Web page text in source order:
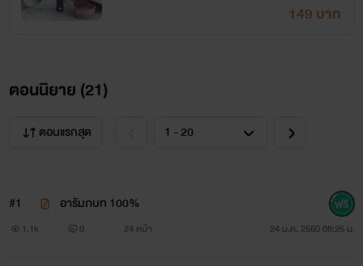
เธอจะดิ้นรนขัดขืน เมื่อตอนนี้ความโกรธของเขามันทะลุควันออก
ให้ก็ไม่สนใจอะไรแล้ว ตอนนี้ขอตักตวงความสุขและสั่งสอนให้
สาสมใจหน่อยเถอะ “ปล่อยนะ กรี๊ดดด ปล่อยณินะพะ...พี่...อื้อ!
แสบแก้วหูของฌาณิการ์ได้อีกแล้ว เรียวลิ้นร้อนจาบจ้วงล่วงลึก
เข้าไปในโพรงปากเล็ก สอดแทรกชอนไชไปตามไรฟันอย่างเอาแต่
149 บาท
ตอนนิยาย (21)
ตอนแรกสุด
#1 อารัมภบท 100%
1.1k 0 24 หน้า 24 ม.ค. 2560 08:26 น.